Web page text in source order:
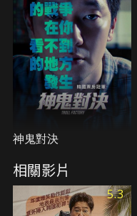
神鬼對決
相關影片
5.3